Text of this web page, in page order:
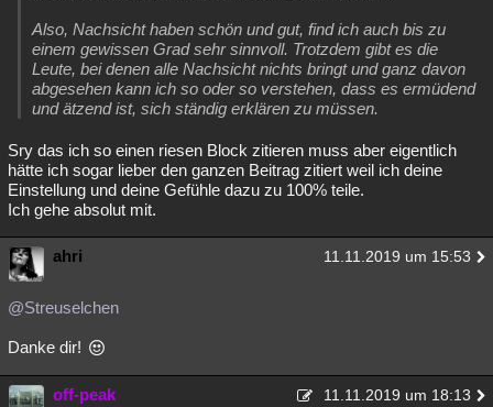
Also, Nachsicht haben schön und gut, find ich auch bis zu
einem gewissen Grad sehr sinnvoll. Trotzdem gibt es die
Leute, bei denen alle Nachsicht nichts bringt und ganz davon
abgesehen kann ich so oder so verstehen, dass es ermüdend
und ätzend ist, sich ständig erklären zu müssen.
Sry das ich so einen riesen Block zitieren muss aber eigentlich
hätte ich sogar lieber den ganzen Beitrag zitiert weil ich deine
Einstellung und deine Gefühle dazu zu 100% teile.
Ich gehe absolut mit.
ahri 11.11.2019 um 15:53
@Streuselchen
Danke dir!
off-peak 11.11.2019 um 18:13